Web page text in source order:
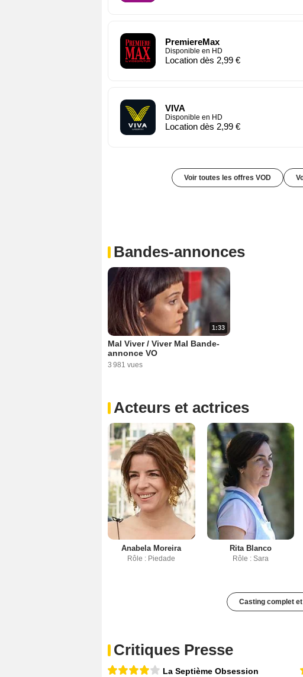
PremiereMax
Disponible en HD
Location dès 2,99 €
VIVA
Disponible en HD
Location dès 2,99 €
Voir toutes les offres VOD
Bandes-annonces
1:33
Mal Viver / Viver Mal Bande-
annonce VO
3 981 vues
Acteurs et actrices
Anabela Moreira
Rôle : Piedade
Rita Blanco
Rôle : Sara
Casting complet
Critiques Presse
La Septième Obsession